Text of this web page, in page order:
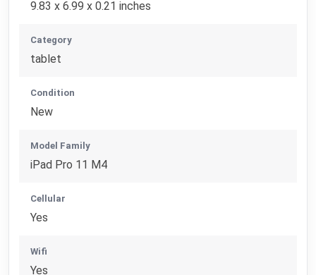
9.83 x 6.99 x 0.21 inches
Category
tablet
Condition
New
Model Family
iPad Pro 11 M4
Cellular
Yes
Wifi
Yes